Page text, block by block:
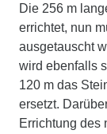
Die 256 m
errichtet, nun
ausgetauscht
wird ebenfalls
120 m das
ersetzt.
Errichtung des